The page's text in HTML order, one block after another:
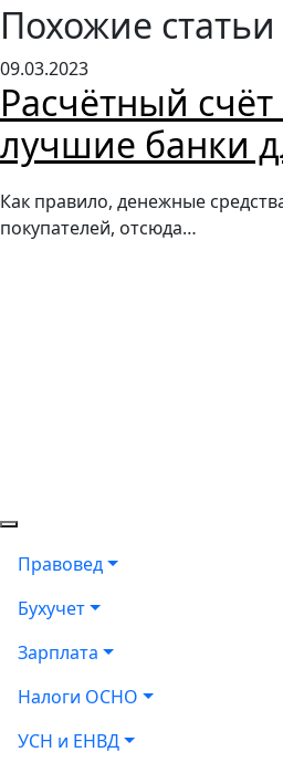
Похожие статьи
09.03.2023
Расчётный
лучшие банки
Как правило, денежные
покупателей, отсюда…
Правовед
Бухучет
Зарплата
Налоги ОСНО
УСН и ЕНВД